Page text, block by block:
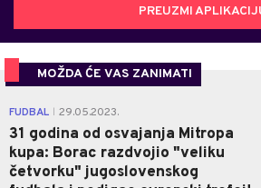
PREUZMI
MOŽDA ĆE VAS ZANIMATI
FUDBAL 29.05.2023.
31 godina od osvajanja Mitropa
kupa: Borac razdvojio "veliku
četvorku" jugoslovenskog